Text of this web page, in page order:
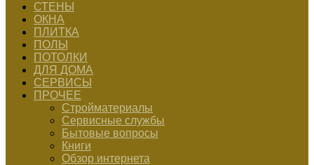
СТЕНЫ
ОКНА
ПЛИТКА
ПОЛЫ
ПОТОЛКИ
ДЛЯ ДОМА
СЕРВИСЫ
ПРОЧЕЕ
Стройматериалы
Сервисные службы
Бытовые вопросы
Книги
Обзор интернета